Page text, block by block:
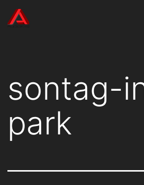
Aller
auAudioKast
sontag-
park